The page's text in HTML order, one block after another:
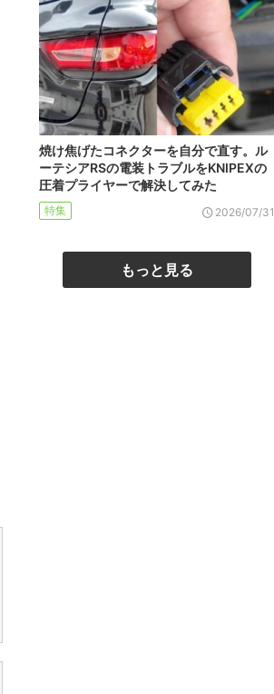
焼け焦げたコネクターを自分で直す。ル
ーテシアRSの電装トラブルをKNIPEXの
圧着プライヤーで解決してみた
特集 2026/07/31
もっと見る